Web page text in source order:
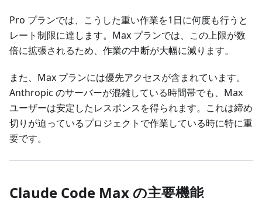
Pro プランでは、こうした重い作業を1日に何度も行うと
レート制限に達します。Max プランでは、この上限が数
倍に拡張されるため、作業の中断が大幅に減ります。
また、Max プランには優先アクセスが含まれています。
Anthropic のサーバーが混雑している時間帯でも、Max
ユーザーは安定したレスポンスを得られます。これは締め
切りが迫っているプロジェクトで作業している時に特に重
要です。
Claude Code Max の主要機能